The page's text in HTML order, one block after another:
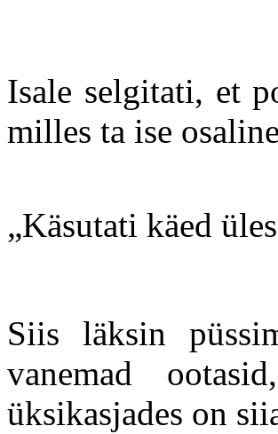
Isale selgitati, et
milles ta ise
„Käsutati käed
Siis läksin
vanemad
üksikasjades on